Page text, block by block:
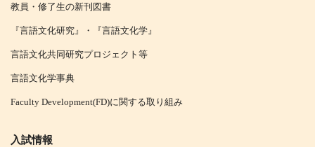
教員・修了生の新刊図書
『言語文化研究』・『言語文化学』
言語文化共同研究プロジェクト等
言語文化学事典
Faculty Development(FD)に関する取り組み
入試情報